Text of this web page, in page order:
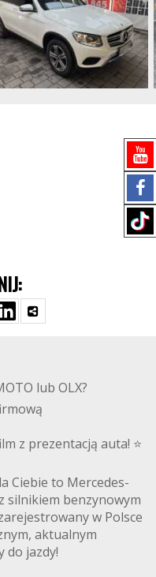
lub OLX?
z prezentacją auta! ⭐️
Ciebie to Mercedes-
silnikiem benzynowym
w Polsce
aktualnym
do jazdy!